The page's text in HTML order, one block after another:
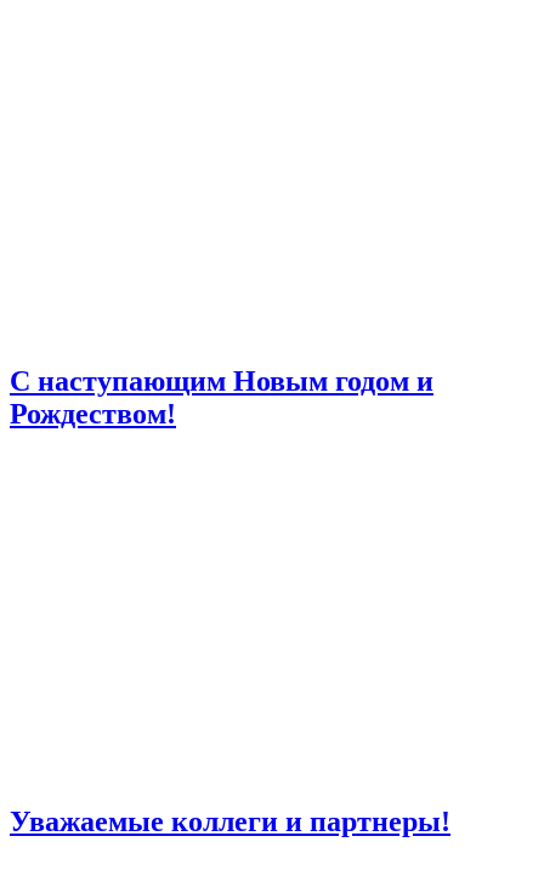
C наступающим Новым годом и
Рождеством!
Уважаемые коллеги и партнеры!